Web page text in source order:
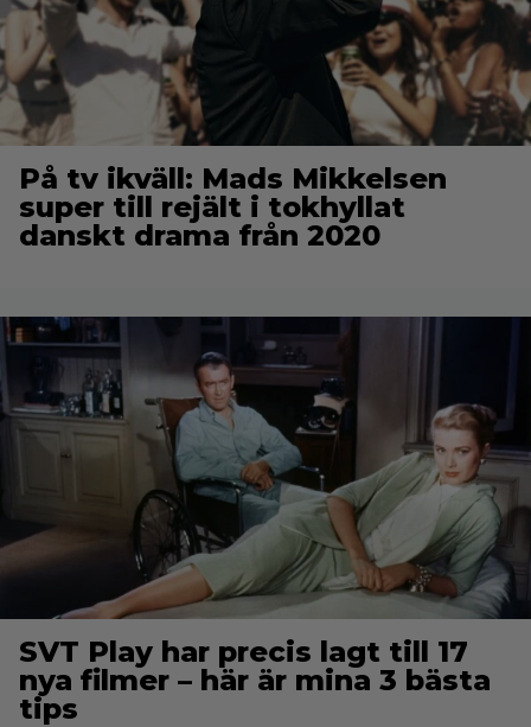
På tv ikväll: Mads Mikkelsen
super till rejält i tokhyllat
danskt drama från 2020
SVT Play har precis lagt till 17
nya filmer – här är mina 3 bästa
tips